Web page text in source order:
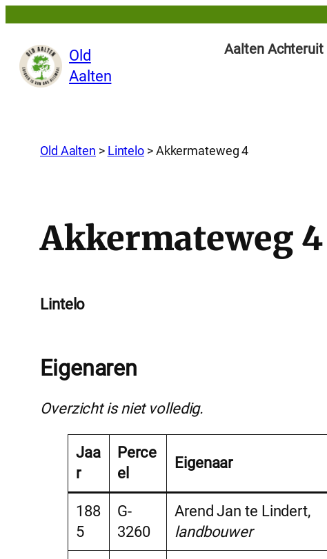
Old
Aalten
Aalten Achteruit
Old Aalten > Lintelo >Akkermateweg 4
Akkermateweg 4
Lintelo
Eigenaren
Overzicht is niet volledig.
Jaa
r
Perce
el
Eigenaar
188
5
G-
3260
Arend Jan te Lindert,
landbouwer